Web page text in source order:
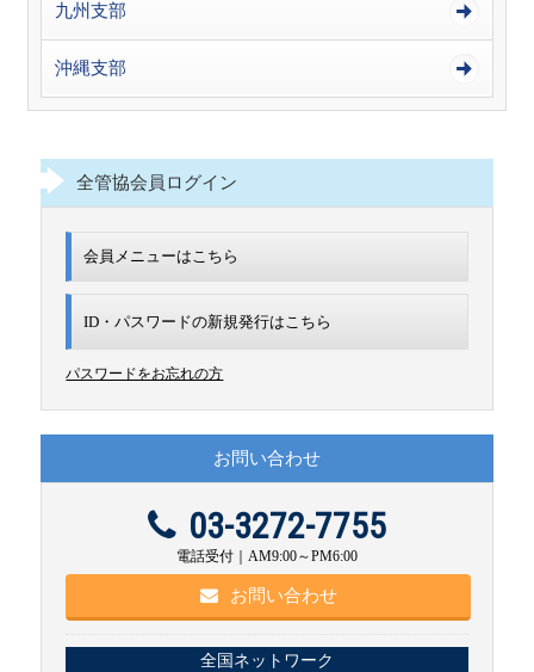
九州支部
沖縄支部
全管協会員ログイン
会員メニューはこちら
ID・パスワードの新規発行はこちら
パスワードをお忘れの方
お問い合わせ
03-3272-7755
電話受付｜AM9:00～PM6:00
お問い合わせ
全国ネットワーク